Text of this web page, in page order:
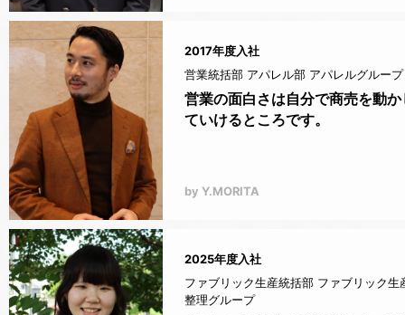
2017年度入社
営業統括部 アパレル部 アパレルグループ
営業の面白さは自分で商売を動か
ていけるところです。
by Y.MORITA
2025年度入社
ファブリック生産統括部 ファブリック生
整理グループ